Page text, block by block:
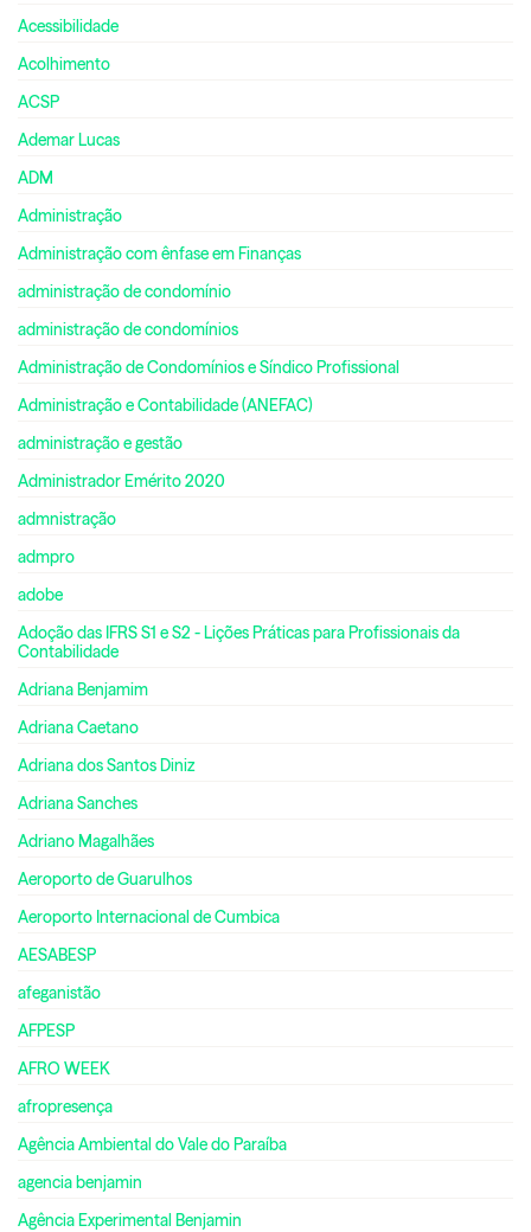
Acessibilidade
Acolhimento
ACSP
Ademar Lucas
ADM
Administração
Administração com ênfase em Finanças
administração de condomínio
administração de condomínios
Administração de Condomínios e Síndico Profissional
Administração e Contabilidade (ANEFAC)
administração e gestão
Administrador Emérito 2020
admnistração
admpro
adobe
Adoção das IFRS S1 e S2 - Lições Práticas para Profissionais da
Contabilidade
Adriana Benjamim
Adriana Caetano
Adriana dos Santos Diniz
Adriana Sanches
Adriano Magalhães
Aeroporto de Guarulhos
Aeroporto Internacional de Cumbica
AESABESP
afeganistão
AFPESP
AFRO WEEK
afropresença
Agência Ambiental do Vale do Paraíba
agencia benjamin
Agência Experimental Benjamin